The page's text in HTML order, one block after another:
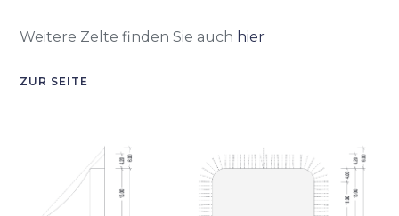
Weitere Zelte finden Sie auch hier
ZUR SEITE